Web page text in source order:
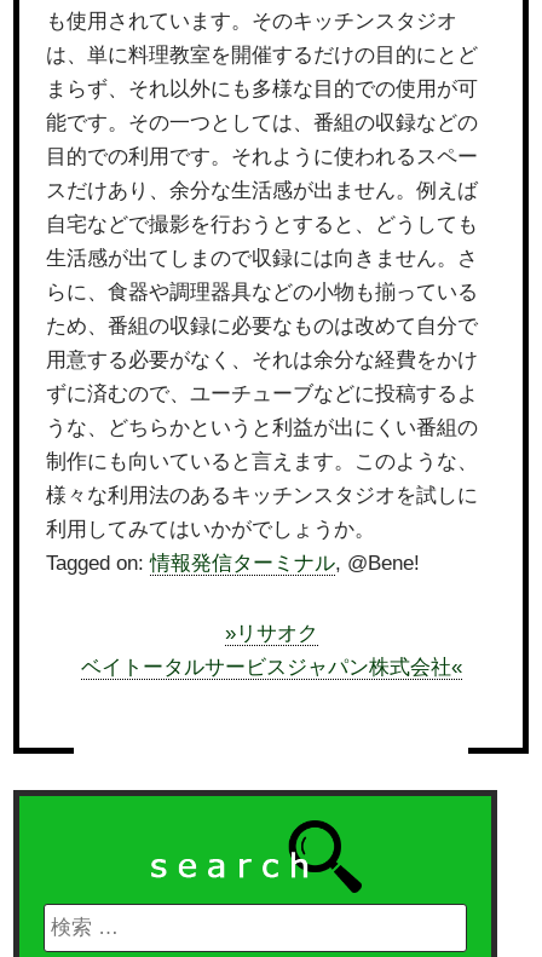
も使用されています。そのキッチンスタジオ
は、単に料理教室を開催するだけの目的にとど
まらず、それ以外にも多様な目的での使用が可
能です。その一つとしては、番組の収録などの
目的での利用です。それように使われるスペー
スだけあり、余分な生活感が出ません。例えば
自宅などで撮影を行おうとすると、どうしても
生活感が出てしまので収録には向きません。さ
らに、食器や調理器具などの小物も揃っている
ため、番組の収録に必要なものは改めて自分で
用意する必要がなく、それは余分な経費をかけ
ずに済むので、ユーチューブなどに投稿するよ
うな、どちらかというと利益が出にくい番組の
制作にも向いていると言えます。このような、
様々な利用法のあるキッチンスタジオを試しに
利用してみてはいかがでしょうか。
Tagged on:情報発信ターミナル, @Bene!
»リサオク
ベイトータルサービスジャパン株式会社«